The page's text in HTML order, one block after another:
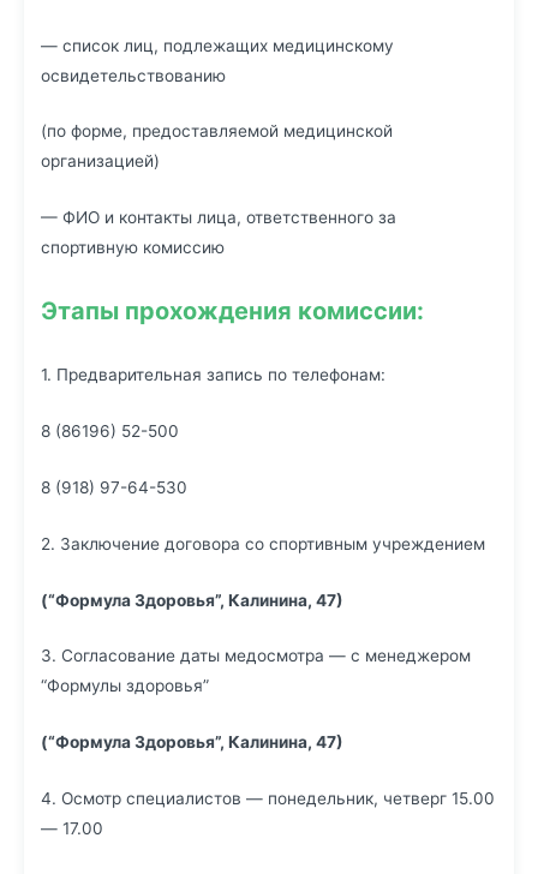
— список лиц, подлежащих медицинскому
освидетельствованию
(по форме, предоставляемой медицинской
организацией)
— ФИО и контакты лица, ответственного за
спортивную комиссию
Этапы прохождения комиссии:
1. Предварительная запись по телефонам:
8 (86196) 52-500
8 (918) 97-64-530
2. Заключение договора со спортивным учреждением
(“Формула Здоровья”, Калинина, 47)
3. Согласование даты медосмотра — с менеджером
“Формулы здоровья”
(“Формула Здоровья”, Калинина, 47)
4. Осмотр специалистов — понедельник, четверг 15.00
— 17.00